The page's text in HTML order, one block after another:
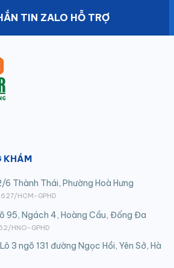
TIN ZALO HỖ TRỢ
KHÁM
6 Thành Thái, Phường Hoà Hưng
HCM-GPHD
95, Ngách 4, Hoàng Cầu, Đống Đa
HNO-GPHD
Lô 3 ngõ 131 đường Ngọc Hồi, Yên Sở, Hà